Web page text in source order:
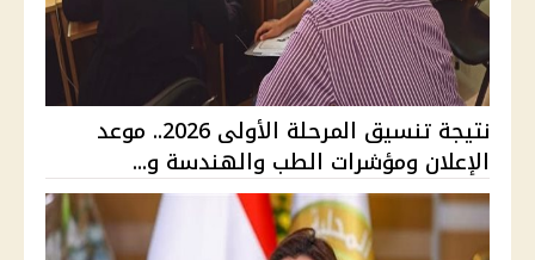
نتيجة تنسيق المرحلة الأولى 2026.. موعد
الإعلان ومؤشرات الطب والهندسة و...